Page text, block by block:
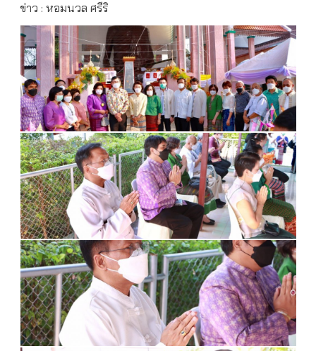
ข่าว : หอมนวล ศรีริ